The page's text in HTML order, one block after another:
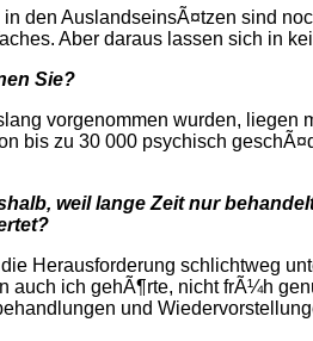
den AuslandseinsÃ¤tzen sind
Aber daraus lassen sich in
Sie?
vorgenommen wurden, liegen
bis zu 30 000 psychisch
weil lange Zeit nur
Herausforderung schlichtweg
ich gehÃ¶rte, nicht frÃ¼h
und